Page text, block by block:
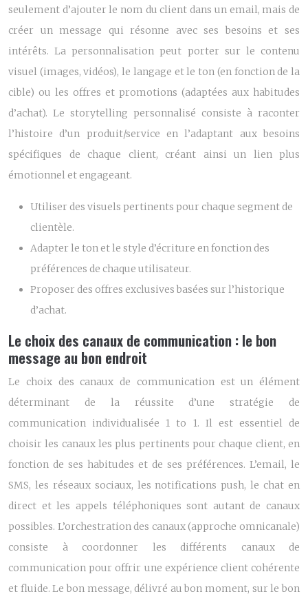
seulement d’ajouter le nom du client dans un email, mais de
créer un message qui résonne avec ses besoins et ses
intérêts. La personnalisation peut porter sur le contenu
visuel (images, vidéos), le langage et le ton (en fonction de la
cible) ou les offres et promotions (adaptées aux habitudes
d’achat). Le storytelling personnalisé consiste à raconter
l’histoire d’un produit/service en l’adaptant aux besoins
spécifiques de chaque client, créant ainsi un lien plus
émotionnel et engageant.
Utiliser des visuels pertinents pour chaque segment de
clientèle.
Adapter le ton et le style d’écriture en fonction des
préférences de chaque utilisateur.
Proposer des offres exclusives basées sur l’historique
d’achat.
Le choix des canaux de communication : le bon
message au bon endroit
Le choix des canaux de communication est un élément
déterminant de la réussite d’une stratégie de
communication individualisée 1 to 1. Il est essentiel de
choisir les canaux les plus pertinents pour chaque client, en
fonction de ses habitudes et de ses préférences. L’email, le
SMS, les réseaux sociaux, les notifications push, le chat en
direct et les appels téléphoniques sont autant de canaux
possibles. L’orchestration des canaux (approche omnicanale)
consiste à coordonner les différents canaux de
communication pour offrir une expérience client cohérente
et fluide. Le bon message, délivré au bon moment, sur le bon